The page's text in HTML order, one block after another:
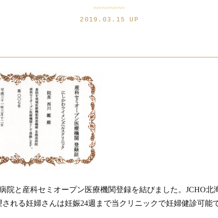
2019.03.15 UP
院と産科セミオープン医療機関登録を結びました。JCHO北
れる妊婦さんは妊娠24週まで当クリニックで妊婦健診可能